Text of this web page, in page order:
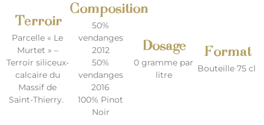
Terroir
Parcelle « Le
Murtet » –
Terroir siliceux-
calcaire du
Massif de
Saint-Thierry.
Composition
50%
vendanges
2012
50%
vendanges
2016
100% Pinot
Noir
Dosage
0 gramme par
litre
Format
Bouteille 75 cl